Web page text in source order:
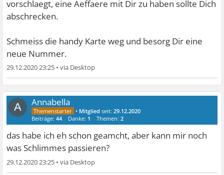
vorschlaegt, eine Aeffaere mit Dir zu haben sollte Dich
abschrecken.
Schmeiss die handy Karte weg und besorg Dir eine
neue Nummer.
29.12.2020 23:25 •
A Annabella
• Mitglied seit:29.12.2020
Beiträge:44 Danke: 1 Themen:2
das habe ich eh schon geamcht, aber kann mir noch
was Schlimmes passieren?
29.12.2020 23:25 •